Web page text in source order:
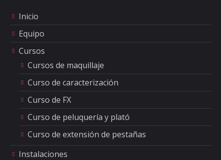
Inicio
Equipo
Cursos
Cursos de maquillaje
Curso de caracterización
Curso de FX
Curso de peluquería y plató
Curso de extensión de pestañas
Instalaciones